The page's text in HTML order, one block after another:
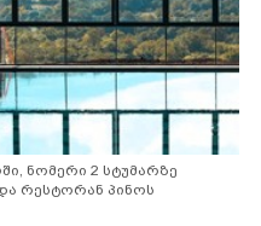
ნომერი 2 სტუმარზე
რესტორან პინოს